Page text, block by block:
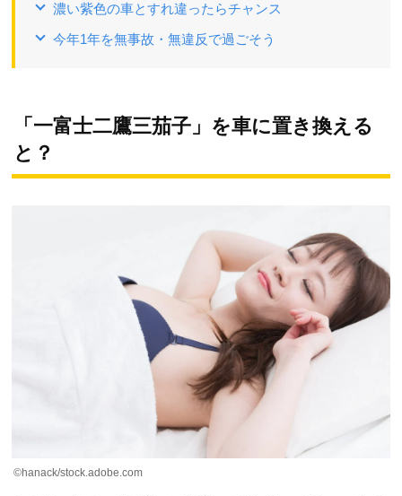
濃い紫色の車とすれ違ったらチャンス
今年1年を無事故・無違反で過ごそう
「一富士二鷹三茄子」を車に置き換える
と？
©hanack/stock.adobe.com